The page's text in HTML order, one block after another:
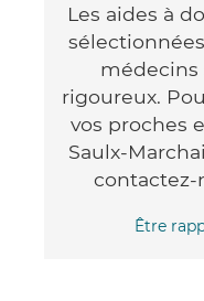
Les aides à
médecins
rigoureux.
vos proches
Saulx-
contactez-
Être